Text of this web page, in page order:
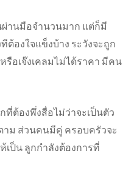
ผ่านมือจำนวนมาก แต่ก็มี
ต้องใจแข็งบ้าง ระวังจะถูก
อเจ๊งเคลมไม่ได้ราคา มีคน
ที่ต้องพึ่งสื่อไม่ว่าจะเป็นตัว
ม ส่วนคนมีคู่ ครอบครัวจะ
เป็น ลูกกำลังต้องการที่